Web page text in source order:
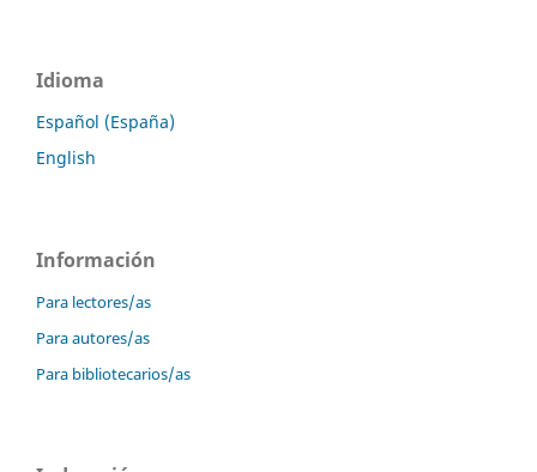
Idioma
Español (España)
English
Información
Para lectores/as
Para autores/as
Para bibliotecarios/as